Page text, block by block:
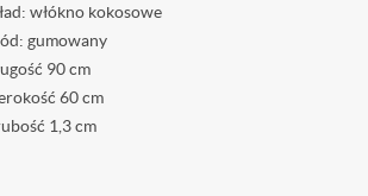
włókno kokosowe
gumowany
90 cm
60 cm
1,3 cm